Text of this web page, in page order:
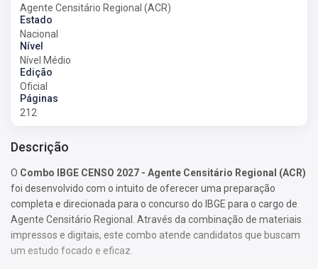
Agente Censitário Regional (ACR)
Estado
Nacional
Nível
Nível Médio
Edição
Oficial
Páginas
212
Descrição
O Combo IBGE CENSO 2027 - Agente Censitário Regional (ACR)
foi desenvolvido com o intuito de oferecer uma preparação
completa e direcionada para o concurso do IBGE para o cargo de
Agente Censitário Regional. Através da combinação de materiais
impressos e digitais, este combo atende candidatos que buscam
um estudo focado e eficaz.